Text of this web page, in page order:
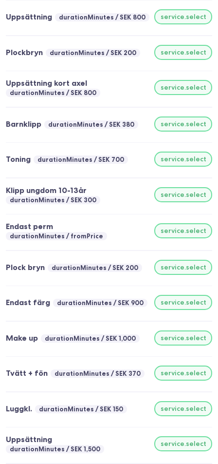
Uppsättning durationMinutes SEK 800 service.select
Plockbryn durationMinutes SEK 200 service.select
Uppsättning kort axel
durationMinutes SEK 800
service.select
Barnklipp durationMinutes SEK 380 service.select
Toning durationMinutes SEK 700 service.select
Klipp ungdom 10-13år
durationMinutes SEK 300
service.select
Endast perm
durationMinutes fromPrice
service.select
Plock bryn durationMinutes SEK 200 service.select
Endast färg durationMinutes SEK 900 service.select
Make up durationMinutes SEK 1,000 service.select
Tvätt + fön durationMinutes SEK 370 service.select
Luggkl. durationMinutes SEK 150 service.select
Uppsättning
durationMinutes SEK 1,500
service.select